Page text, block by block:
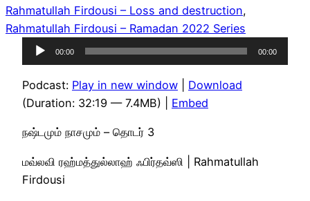
Rahmatullah Firdousi – Loss and destruction
Rahmatullah Firdousi – Ramadan 2022 Series
Audio
Player
00:00 00:00
Podcast: Play in new window
Download
(Duration: 32:19 — 7.4MB) | Embed
நஷ்டமும் நாசமும் – தொடர் 3
மவ்லவி ரஹ்மத்துல்லாஹ் ஃபிர்தவ்ஸி | Rahmatullah
Firdousi